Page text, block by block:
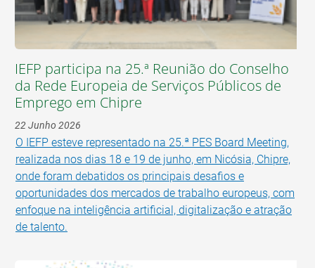
IEFP participa na 25.ª Reunião do Conselho
da Rede Europeia de Serviços Públicos de
Emprego em Chipre
22 Junho 2026
O IEFP esteve representado na 25.ª PES Board Meeting,
realizada nos dias 18 e 19 de junho, em Nicósia, Chipre,
onde foram debatidos os principais desafios e
oportunidades dos mercados de trabalho europeus, com
enfoque na inteligência artificial, digitalização e atração
de talento.